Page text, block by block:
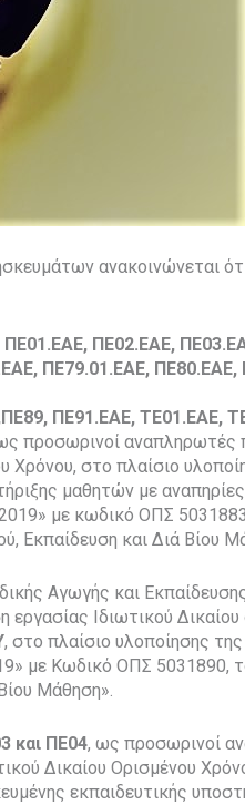
ανακοινώνεται
ΠΕ01.EAE, ΠΕ02.EAE,
EAE, ΠΕ79.01.EAE, ΠΕ80.EAE,
ΠΕ89, ΠΕ91.EAE, ΤΕ01.EAE,
προσωρινοί αναπληρωτές
Χρόνου, στο πλαίσιο
μαθητών με αναπηρίες
με κωδικό ΟΠΣ
Εκπαίδευση και Διά Βίου
Αγωγής και
Ιδιωτικού Δικαίου
, στο πλαίσιο υλοποίησης
με Κωδικό ΟΠΣ 5031890,
Μάθηση».
και ΠΕ04, ως προσωρινοί
Δικαίου Ορισμένου
εκπαιδευτικής